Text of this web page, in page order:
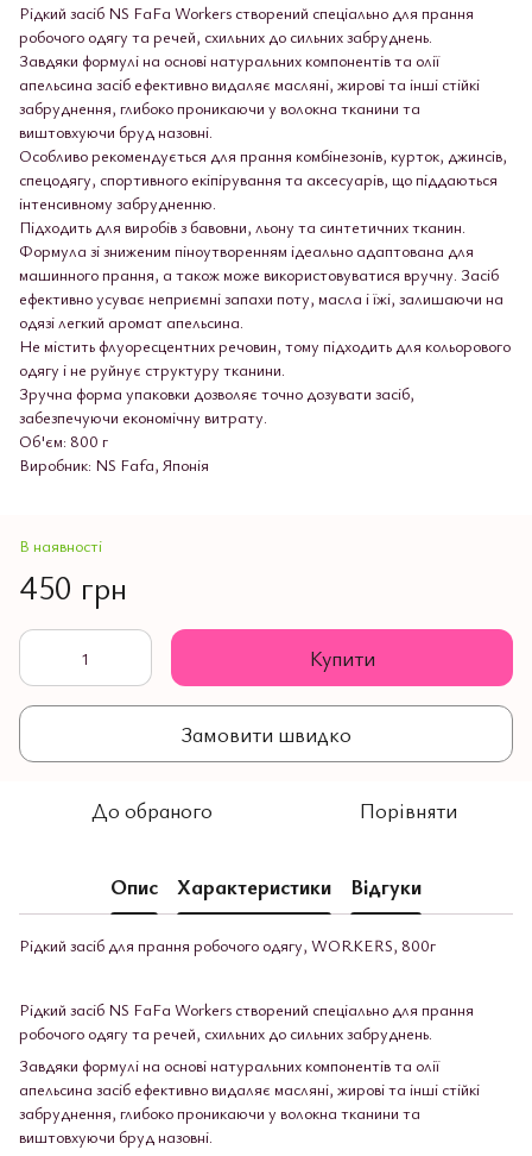
Рідкий засіб NS FaFa Workers створений спеціально для прання
робочого одягу та речей, схильних до сильних забруднень.
Завдяки формулі на основі натуральних компонентів та олії
апельсина засіб ефективно видаляє масляні, жирові та інші стійкі
забруднення, глибоко проникаючи у волокна тканини та
виштовхуючи бруд назовні.
Особливо рекомендується для прання комбінезонів, курток, джинсів,
спецодягу, спортивного екіпірування та аксесуарів, що піддаються
інтенсивному забрудненню.
Підходить для виробів з бавовни, льону та синтетичних тканин.
Формула зі зниженим піноутворенням ідеально адаптована для
машинного прання, а також може використовуватися вручну. Засіб
ефективно усуває неприємні запахи поту, масла і їжі, залишаючи на
одязі легкий аромат апельсина.
Не містить флуоресцентних речовин, тому підходить для кольорового
одягу і не руйнує структуру тканини.
Зручна форма упаковки дозволяє точно дозувати засіб,
забезпечуючи економічну витрату.
Об'єм: 800 г
Виробник: NS Fafa, Японія
В наявності
450 грн
Купити
Замовити швидко
До обраного Порівняти
Опис Характеристики Відгуки
Рідкий засіб для прання робочого одягу, WORKERS, 800г
Рідкий засіб NS FaFa Workers створений спеціально для прання
робочого одягу та речей, схильних до сильних забруднень.
Завдяки формулі на основі натуральних компонентів та олії
апельсина засіб ефективно видаляє масляні, жирові та інші стійкі
забруднення, глибоко проникаючи у волокна тканини та
виштовхуючи бруд назовні.